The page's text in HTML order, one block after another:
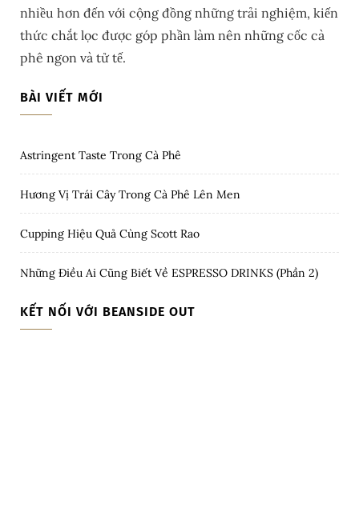
nhiều hơn đến với cộng đồng những trải nghiệm, kiến
thức chắt lọc được góp phần làm nên những cốc cà
phê ngon và tử tế.
BÀI VIẾT MỚI
Astringent Taste Trong Cà Phê
Hương Vị Trái Cây Trong Cà Phê Lên Men
Cupping Hiệu Quả Cùng Scott Rao
Những Điều Ai Cũng Biết Về ESPRESSO DRINKS (Phần 2)
KẾT NỐI VỚI BEANSIDE OUT